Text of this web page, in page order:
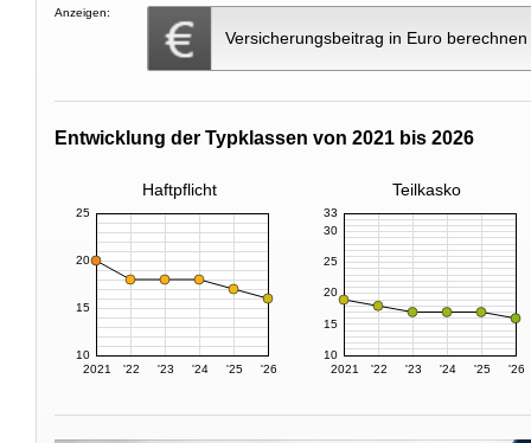
Anzeigen:
Versicherungsbeitrag in Euro berechnen
Entwicklung der Typklassen von 2021 bis 2026
Haftpflicht Teilkasko
2021 '22 '23 '24 '25 '26
10
15
20
25
2021 '22 '23 '24 '25 '26
10
15
20
25
30
33